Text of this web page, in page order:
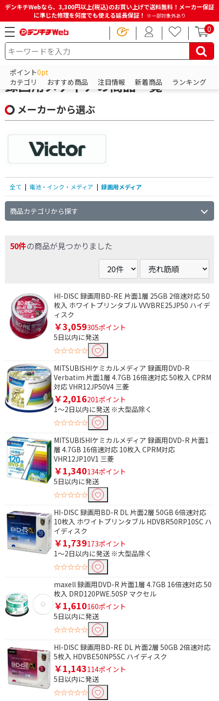
デンキチWebなら、3,300円以上(税込)のお買い上げで送料無料！メーカー保証
に準じた修理を何度でも使える延長保証！ ※一部対象外あり
0
ポイント0pt
カテゴリ
おすすめ商品 注目情報 新着商品 ランキング
HOME 商品一覧ページ 電池・インク・メディア
録画用メディアの商品一覧
メーカーから選ぶ
全て | 電池・インク・メディア | 録画用メディア
商品カテゴリから探す
50件の商品が見つかりました
HI-DISC 録画用BD-RE 片面1層 25GB 2倍速対応 50
枚入 ホワイトプリンタブル VVVBRE25JP50 ハイデ
ィスク
￥3,059305ポイント
5日以内に発送
☆☆☆☆☆
MITSUBISHIケミカルメディア 録画用DVD-R
Verbatim 片面1層 4.7GB 16倍速対応 50枚入 CPRM
対応 VHR12JP50V4 三菱
￥2,016201ポイント
1～2日以内に発送 ※大型品除く
☆☆☆☆☆
MITSUBISHIケミカルメディア 録画用DVD-R 片面1
層 4.7GB 16倍速対応 10枚入 CPRM対応
VHR12JP10V1 三菱
￥1,340134ポイント
5日以内に発送
☆☆☆☆☆
HI-DISC 録画用BD-R DL 片面2層 50GB 6倍速対応
10枚入 ホワイトプリンタブル HDVBR50RP10SC ハ
イディスク
￥1,739173ポイント
1～2日以内に発送 ※大型品除く
☆☆☆☆☆
maxell 録画用DVD-R 片面1層 4.7GB 16倍速対応 50
枚入 DRD120PWE.50SP マクセル
￥1,610160ポイント
5日以内に発送
☆☆☆☆☆
HI-DISC 録画用BD-RE DL 片面2層 50GB 2倍速対応
5枚入 HDVBE50NP5SC ハイディスク
￥1,143114ポイント
5日以内に発送
☆☆☆☆☆
条件で絞り込む
フリーワードで絞り込む